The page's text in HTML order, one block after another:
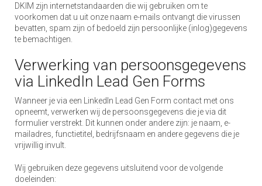
DKIM zijn internetstandaarden die wij gebruiken om te
voorkomen dat u uit onze naam e-mails ontvangt die virussen
bevatten, spam zijn of bedoeld zijn persoonlijke (inlog)gegevens
te bemachtigen.
Verwerking van persoonsgegevens
via LinkedIn Lead Gen Forms
Wanneer je via een LinkedIn Lead Gen Form contact met ons
opneemt, verwerken wij de persoonsgegevens die je via dit
formulier verstrekt. Dit kunnen onder andere zijn: je naam, e-
mailadres, functietitel, bedrijfsnaam en andere gegevens die je
vrijwillig invult.
Wij gebruiken deze gegevens uitsluitend voor de volgende
doeleinden: